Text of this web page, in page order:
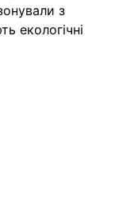
з
екологічні